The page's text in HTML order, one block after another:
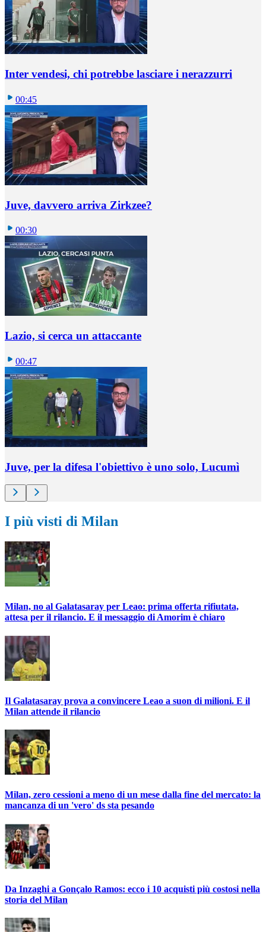
Inter vendesi, chi potrebbe lasciare i nerazzurri
00:45
Juve, davvero arriva Zirkzee?
00:30
Lazio, si cerca un attaccante
00:47
Juve, per la difesa l'obiettivo è uno solo, Lucumì
I più visti di Milan
Milan, no al Galatasaray per Leao: prima offerta rifiutata,
attesa per il rilancio. E il messaggio di Amorim è chiaro
Il Galatasaray prova a convincere Leao a suon di milioni. E il
Milan attende il rilancio
Milan, zero cessioni a meno di un mese dalla fine del mercato: la
mancanza di un 'vero' ds sta pesando
Da Inzaghi a Gonçalo Ramos: ecco i 10 acquisti più costosi nella
storia del Milan